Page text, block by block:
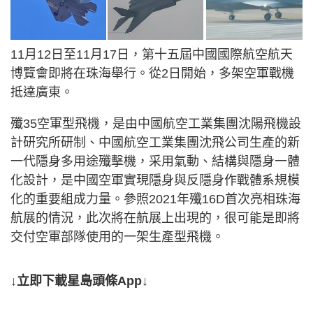
11月12日至11月17日，第十五屆中國國際航空航天
博覽會即將在珠海舉行。從2日開始，多架空軍戰機
抵達廣東。
殲35空軍型飛機，是由中國航空工業集團沈陽飛機設
計研究所研制、中國航空工業集團沈飛公司生產的新
一代隱身多用途殲擊機，采用氣動、結構與隱身一體
化設計，是中國空軍實現隱身與反隱身作戰體系規模
化的重要組成力量。參照2021年殲16D首次亮相珠海
航展的情況，此次將在航展上出現的，很可能是即將
交付空軍部隊使用的一架生產型飛機。
↓立即下載星島頭條App↓